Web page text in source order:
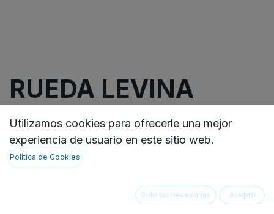
RUEDA LEVINA
LIGTH 3 PULGADAS
CON ESPIGO, 10X25
Utilizamos cookies para ofrecerle una mejor
experiencia de usuario en este sitio web.
Política de Cookies
Solo las necesarias Acepto